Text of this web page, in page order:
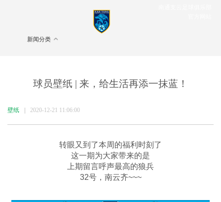
新闻分类
球员壁纸 | 来，给生活再添一抹蓝！
壁纸 2020-12-21 11:06:00
转眼又到了本周的福利时刻了
这一期为大家带来的是
上期留言呼声最高的狼兵
32号，南云齐~~~